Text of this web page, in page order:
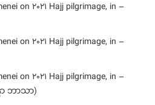
on 2021 Hajj pilgrimage, in
on 2021 Hajj pilgrimage, in
on 2021 Hajj pilgrimage, in
ာ ဘာသာ)